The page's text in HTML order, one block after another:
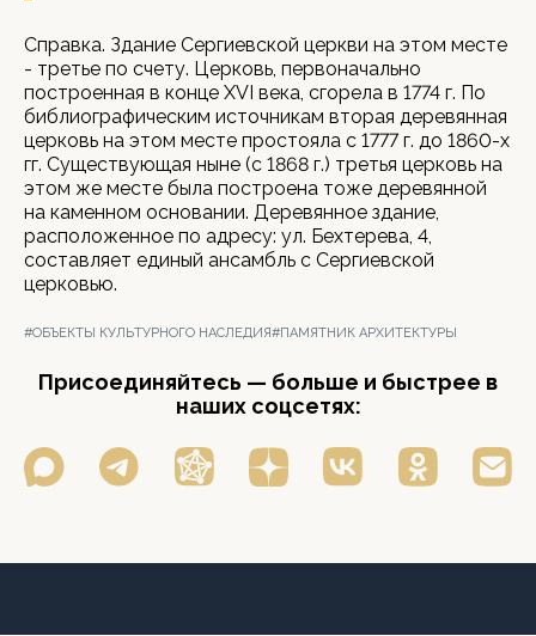
Справка. Здание Сергиевской церкви на этом месте
- третье по счету. Церковь, первоначально
построенная в конце XVI века, сгорела в 1774 г. По
библиографическим источникам вторая деревянная
церковь на этом месте простояла с 1777 г. до 1860-х
гг. Существующая ныне (с 1868 г.) третья церковь на
этом же месте была построена тоже деревянной
на каменном основании. Деревянное здание,
расположенное по адресу: ул. Бехтерева, 4,
составляет единый ансамбль с Сергиевской
церковью.
#ОБЪЕКТЫ КУЛЬТУРНОГО НАСЛЕДИЯ#ПАМЯТНИК АРХИТЕКТУРЫ
Присоединяйтесь — больше и быстрее в
наших соцсетях: